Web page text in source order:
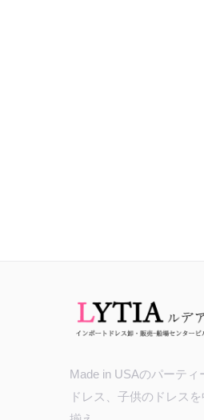
Made in USAのパーテ
ドレス、子供のドレス